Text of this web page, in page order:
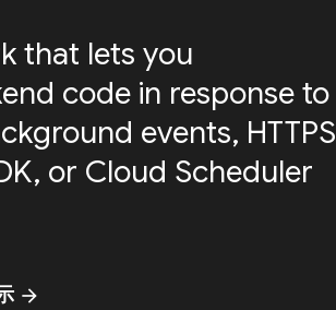
that lets you
code in response to
events, HTTPS
or Cloud Scheduler
arrow_forward